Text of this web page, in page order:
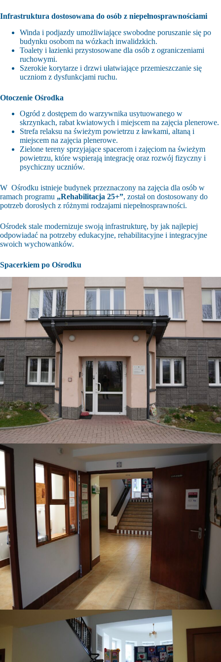
Infrastruktura dostosowana do osób z niepełnosprawnościami
Winda i podjazdy umożliwiające swobodne poruszanie się po
budynku osobom na wózkach inwalidzkich.
Toalety i łazienki przystosowane dla osób z ograniczeniami
ruchowymi.
Szerokie korytarze i drzwi ułatwiające przemieszczanie się
uczniom z dysfunkcjami ruchu.
Otoczenie Ośrodka
Ogród z dostępem do warzywnika usytuowanego w
skrzynkach, rabat kwiatowych i miejscem na zajęcia plenerowe.
Strefa relaksu na świeżym powietrzu z ławkami, altaną i
miejscem na zajęcia plenerowe.
Zielone tereny sprzyjające spacerom i zajęciom na świeżym
powietrzu, które wspierają integrację oraz rozwój fizyczny i
psychiczny uczniów.
W Ośrodku istnieje budynek przeznaczony na zajęcia dla osób w
ramach programu „Rehabilitacja 25+”, został on dostosowany do
potrzeb dorosłych z różnymi rodzajami niepełnosprawności.
Ośrodek stale modernizuje swoją infrastrukturę, by jak najlepiej
odpowiadać na potrzeby edukacyjne, rehabilitacyjne i integracyjne
swoich wychowanków.
Spacerkiem po Ośrodku